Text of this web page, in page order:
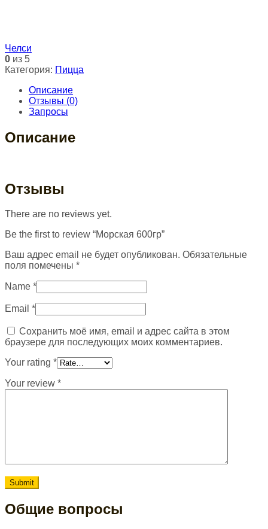
Челси
0 из 5
Категория: Пицца
Описание
Отзывы (0)
Запросы
Описание
Отзывы
There are no reviews yet.
Be the first to review “Морская 600гр”
Ваш адрес email не будет опубликован. Обязательные
поля помечены *
Name *
Email *
Сохранить моё имя, email и адрес сайта в этом
браузере для последующих моих комментариев.
Your rating *
Your review *
Общие вопросы